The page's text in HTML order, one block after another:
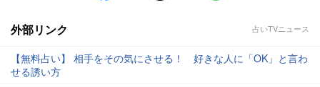
外部リンク 占いTVニュース
【無料占い】 相手をその気にさせる！ 好きな人に「OK」と言わ
せる誘い方